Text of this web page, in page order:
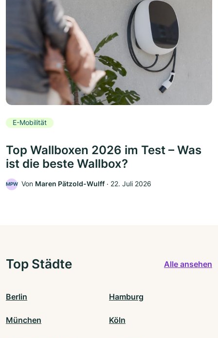
E-Mobilität
Top Wallboxen 2026 im Test – Was
ist die beste Wallbox?
MPW Von Maren Pätzold-Wulff ‧ 22. Juli 2026
Top Städte Alle ansehen
Berlin Hamburg
München Köln